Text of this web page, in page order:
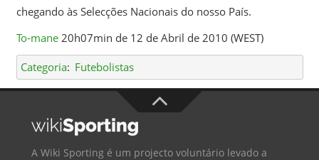
chegando às Selecções Nacionais do nosso País.
To-mane20h07min de 12 de Abril de 2010 (WEST)
Categoria: Futebolistas
A Wiki Sporting é um projecto voluntário levado a